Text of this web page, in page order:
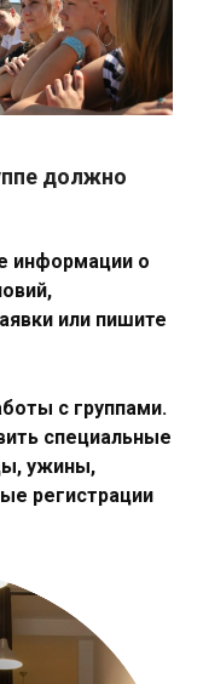
должно
информации о
или пишите
с группами.
специальные
ужины,
регистрации